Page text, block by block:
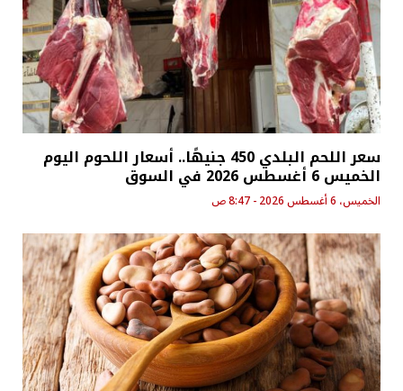
سعر اللحم البلدي 450 جنيهًا.. أسعار اللحوم اليوم
الخميس 6 أغسطس 2026 في السوق
الخميس، 6 أغسطس 2026 - 8:47 ص